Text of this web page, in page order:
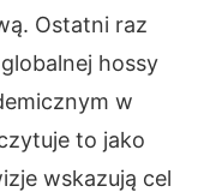
Ostatni raz
hossy
w
to jako
wskazują cel